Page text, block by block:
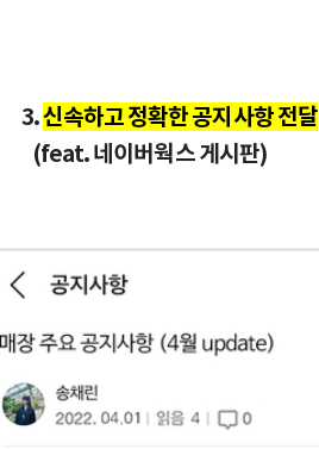
3.신속하고 정확한 공지사항 전달
(feat. 네이버웍스 게시판)